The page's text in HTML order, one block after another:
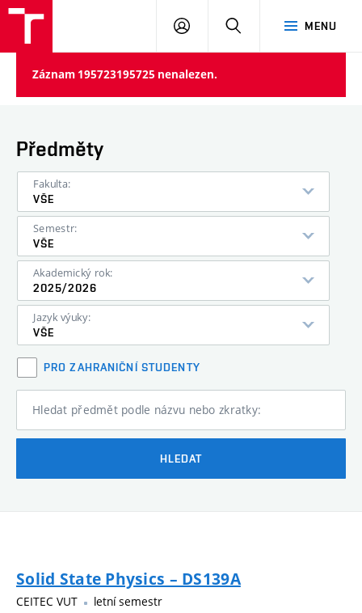
MENU
PŘIHLÁSIT
Záznam 195723195725 nenalezen.
Předměty
Fakulta:
VŠE
Semestr:
VŠE
Akademický rok:
2025/2026
Jazyk výuky:
VŠE
PRO ZAHRANIČNÍ STUDENTY
Hledat předmět podle názvu nebo zkratky:
HLEDAT
Solid State Physics – DS139A
CEITEC VUT
letní semestr